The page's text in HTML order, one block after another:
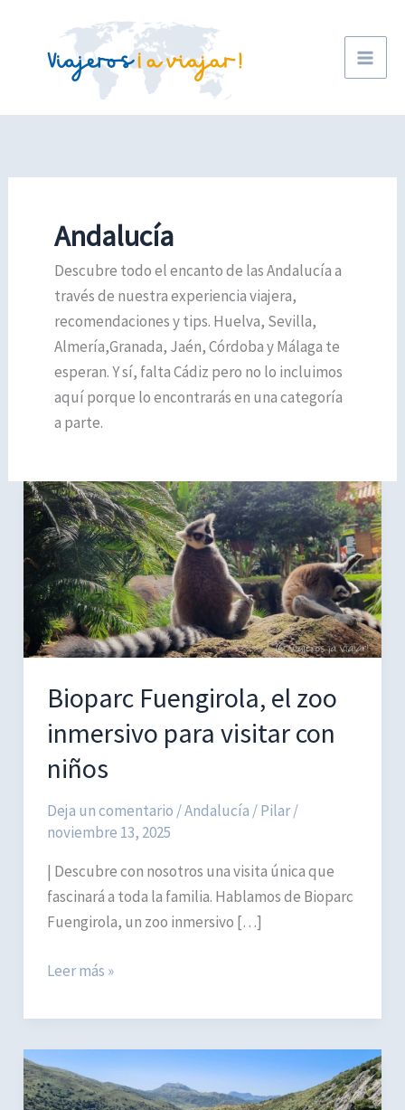
contenido
Andalucía
Descubre todo el encanto de las Andalucía a
través de nuestra experiencia viajera,
recomendaciones y tips. Huelva, Sevilla,
Almería,Granada, Jaén, Córdoba y Málaga te
esperan. Y sí, falta Cádiz pero no lo incluimos
aquí porque lo encontrarás en una categoría
a parte.
Bioparc Fuengirola, el zoo
inmersivo para visitar con
niños
Deja un comentario /Andalucía /Pilar/
noviembre 13, 2025
| Descubre con nosotros una visita única que
fascinará a toda la familia. Hablamos de Bioparc
Fuengirola, un zoo inmersivo […]
Bioparc
el
zoo
inmersivo
para
Leer más »